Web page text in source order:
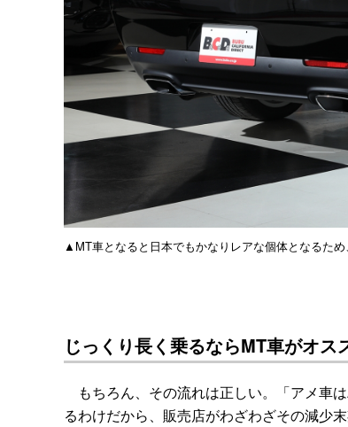
▲MT車となると日本でもかなりレアな個体となるため
じっくり長く乗るならMT車がオス
もちろん、その流れは正しい。「アメ車
るわけだから、販売店がわざわざその減少